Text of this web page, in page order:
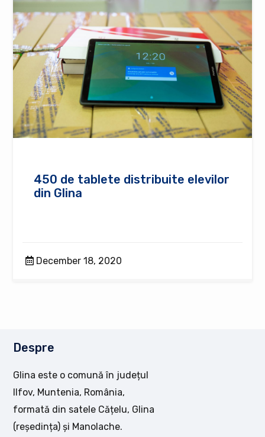
450 de tablete distribuite elevilor
din Glina
December 18, 2020
Despre
Glina este o comună în județul
Ilfov, Muntenia, România,
formată din satele Cățelu, Glina
(reședința) și Manolache.